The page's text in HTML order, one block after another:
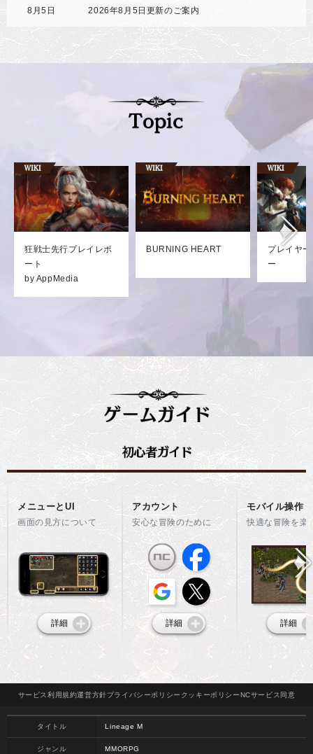
8月5日 2026年8月5日更新のご案内
狂戦士先行プレイレポ
ート
by AppMedia
BURNING HEART
プレイヤ
ー
メニューとUI
画面の見方について
詳細
アカウント
安心な冒険のために
詳細
モバイル操作
快適な冒険を楽
詳細
サービス 利用規約運営方針プライバシーポリシー クッキーポリシーNCサービス 同意
タイトル Lineage M
ジャンル MMORPG